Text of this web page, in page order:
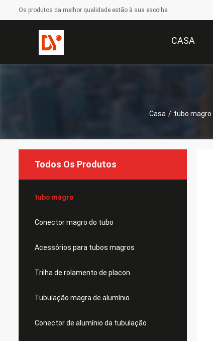
Os produtos da melhor qualidade estão à sua escolha
CASA
Casa / tubo magro
Todos Os Produtos
tubo magro
Conector magro do tubo
Acessórios para tubos magros
Trilha de rolamento de placon
Tubulação magra de alumínio
Conector de alumínio da tubulação